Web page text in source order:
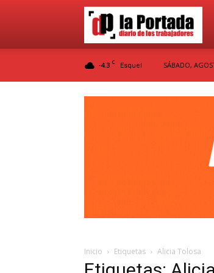
-4.3 C Esquel SÁBADO,
Inicio Etiquetas Alicia Tolosa